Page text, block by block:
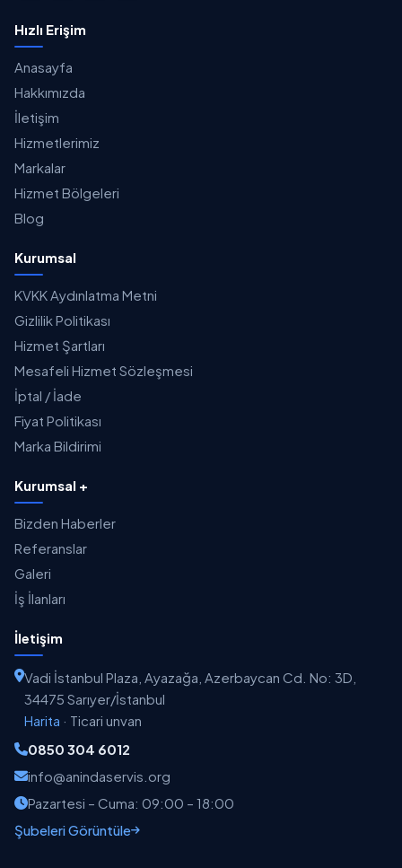
Hızlı Erişim
Anasayfa
Hakkımızda
İletişim
Hizmetlerimiz
Markalar
Hizmet Bölgeleri
Blog
Kurumsal
KVKK Aydınlatma Metni
Gizlilik Politikası
Hizmet Şartları
Mesafeli Hizmet Sözleşmesi
İptal / İade
Fiyat Politikası
Marka Bildirimi
Kurumsal +
Bizden Haberler
Referanslar
Galeri
İş İlanları
İletişim
Vadi İstanbul Plaza, Ayazağa, Azerbaycan Cd. No: 3D,
34475 Sarıyer/İstanbul
Harita · Ticari unvan
0850 304 6012
info@anindaservis.org
Pazartesi – Cuma: 09:00 – 18:00
Şubeleri Görüntüle